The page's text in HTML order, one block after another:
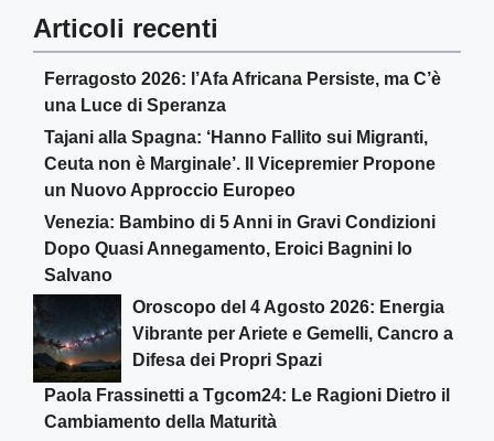
Articoli recenti
Ferragosto 2026: l’Afa Africana Persiste, ma C’è
una Luce di Speranza
Tajani alla Spagna: ‘Hanno Fallito sui Migranti,
Ceuta non è Marginale’. Il Vicepremier Propone
un Nuovo Approccio Europeo
Venezia: Bambino di 5 Anni in Gravi Condizioni
Dopo Quasi Annegamento, Eroici Bagnini lo
Salvano
Oroscopo del 4 Agosto 2026: Energia
Vibrante per Ariete e Gemelli, Cancro a
Difesa dei Propri Spazi
Paola Frassinetti a Tgcom24: Le Ragioni Dietro il
Cambiamento della Maturità